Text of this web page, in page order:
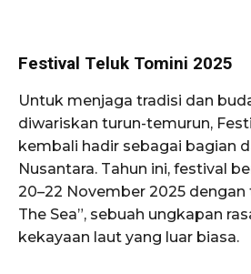
Festival Teluk Tomini 2025
Untuk menjaga tradisi dan
diwariskan turun-temurun,
kembali hadir sebagai bagian
Nusantara. Tahun ini, festival
20–22 November 2025 dengan
The Sea”, sebuah ungkapan
kekayaan laut yang luar biasa.